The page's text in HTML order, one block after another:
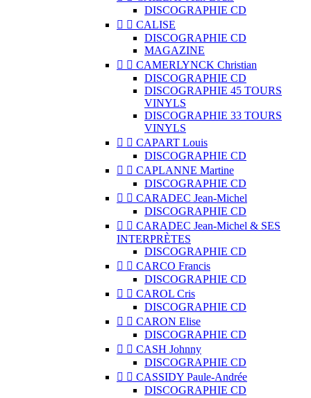
DISCOGRAPHIE CD
  CALISE
DISCOGRAPHIE CD
MAGAZINE
  CAMERLYNCK Christian
DISCOGRAPHIE CD
DISCOGRAPHIE 45 TOURS
VINYLS
DISCOGRAPHIE 33 TOURS
VINYLS
  CAPART Louis
DISCOGRAPHIE CD
  CAPLANNE Martine
DISCOGRAPHIE CD
  CARADEC Jean-Michel
DISCOGRAPHIE CD
  CARADEC Jean-Michel & SES
INTERPRÈTES
DISCOGRAPHIE CD
  CARCO Francis
DISCOGRAPHIE CD
  CAROL Cris
DISCOGRAPHIE CD
  CARON Elise
DISCOGRAPHIE CD
  CASH Johnny
DISCOGRAPHIE CD
  CASSIDY Paule-Andrée
DISCOGRAPHIE CD